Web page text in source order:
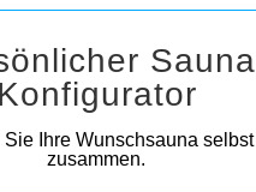
Sauna
Konfigurator
Sie Ihre Wunschsauna selbst
zusammen.